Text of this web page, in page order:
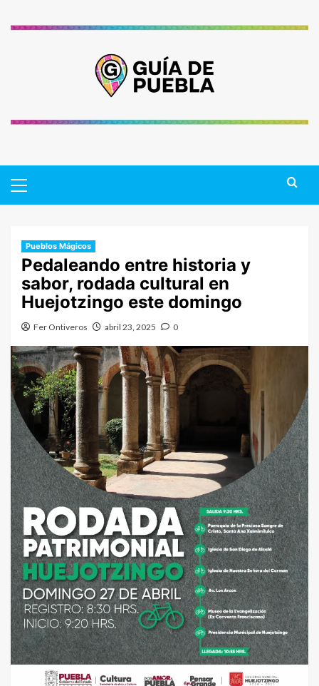
Menu
Pueblos Mágicos
Pedaleando entre historia y
sabor, rodada cultural en
Huejotzingo este domingo
Fer Ontiveros abril 23, 2025 0